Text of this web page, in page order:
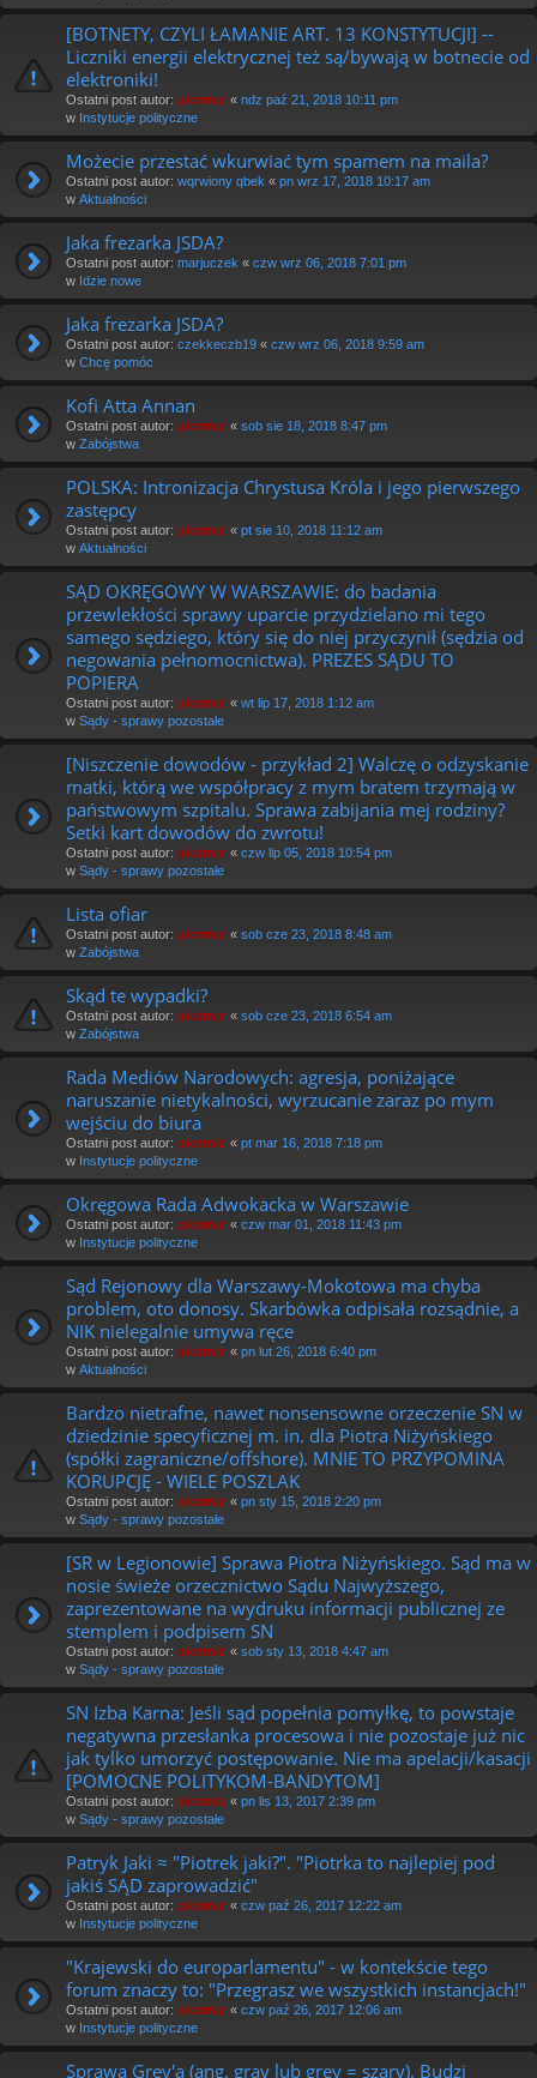
[BOTNETY, CZYLI ŁAMANIE ART. 13 KONSTYTUCJI] --
Liczniki energii elektrycznej też są/bywają w botnecie od
elektroniki!
Ostatni post autor: piotrniz « ndz paź 21, 2018 10:11 pm
w Instytucje polityczne
Możecie przestać wkurwiać tym spamem na maila?
Ostatni post autor: wqrwiony qbek « pn wrz 17, 2018 10:17 am
w Aktualności
Jaka frezarka JSDA?
Ostatni post autor: marjuczek « czw wrz 06, 2018 7:01 pm
w Idzie nowe
Jaka frezarka JSDA?
Ostatni post autor: czekkeczb19 « czw wrz 06, 2018 9:59 am
w Chcę pomóc
Kofi Atta Annan
Ostatni post autor: piotrniz « sob sie 18, 2018 8:47 pm
w Zabójstwa
POLSKA: Intronizacja Chrystusa Króla i jego pierwszego
zastępcy
Ostatni post autor: piotrniz « pt sie 10, 2018 11:12 am
w Aktualności
SĄD OKRĘGOWY W WARSZAWIE: do badania
przewlekłości sprawy uparcie przydzielano mi tego
samego sędziego, który się do niej przyczynił (sędzia od
negowania pełnomocnictwa). PREZES SĄDU TO
POPIERA
Ostatni post autor: piotrniz « wt lip 17, 2018 1:12 am
w Sądy - sprawy pozostałe
[Niszczenie dowodów - przykład 2] Walczę o odzyskanie
matki, którą we współpracy z mym bratem trzymają w
państwowym szpitalu. Sprawa zabijania mej rodziny?
Setki kart dowodów do zwrotu!
Ostatni post autor: piotrniz « czw lip 05, 2018 10:54 pm
w Sądy - sprawy pozostałe
Lista ofiar
Ostatni post autor: piotrniz « sob cze 23, 2018 8:48 am
w Zabójstwa
Skąd te wypadki?
Ostatni post autor: piotrniz « sob cze 23, 2018 6:54 am
w Zabójstwa
Rada Mediów Narodowych: agresja, poniżające
naruszanie nietykalności, wyrzucanie zaraz po mym
wejściu do biura
Ostatni post autor: piotrniz « pt mar 16, 2018 7:18 pm
w Instytucje polityczne
Okręgowa Rada Adwokacka w Warszawie
Ostatni post autor: piotrniz « czw mar 01, 2018 11:43 pm
w Instytucje polityczne
Sąd Rejonowy dla Warszawy-Mokotowa ma chyba
problem, oto donosy. Skarbówka odpisała rozsądnie, a
NIK nielegalnie umywa ręce
Ostatni post autor: piotrniz « pn lut 26, 2018 6:40 pm
w Aktualności
Bardzo nietrafne, nawet nonsensowne orzeczenie SN w
dziedzinie specyficznej m. in. dla Piotra Niżyńskiego
(spółki zagraniczne/offshore). MNIE TO PRZYPOMINA
KORUPCJĘ - WIELE POSZLAK
Ostatni post autor: piotrniz « pn sty 15, 2018 2:20 pm
w Sądy - sprawy pozostałe
[SR w Legionowie] Sprawa Piotra Niżyńskiego. Sąd ma w
nosie świeże orzecznictwo Sądu Najwyższego,
zaprezentowane na wydruku informacji publicznej ze
stemplem i podpisem SN
Ostatni post autor: piotrniz « sob sty 13, 2018 4:47 am
w Sądy - sprawy pozostałe
SN Izba Karna: Jeśli sąd popełnia pomyłkę, to powstaje
negatywna przesłanka procesowa i nie pozostaje już nic
jak tylko umorzyć postępowanie. Nie ma apelacji/kasacji
[POMOCNE POLITYKOM-BANDYTOM]
Ostatni post autor: piotrniz « pn lis 13, 2017 2:39 pm
w Sądy - sprawy pozostałe
Patryk Jaki ≈ "Piotrek jaki?". "Piotrka to najlepiej pod
jakiś SĄD zaprowadzić"
Ostatni post autor: piotrniz « czw paź 26, 2017 12:22 am
w Instytucje polityczne
"Krajewski do europarlamentu" - w kontekście tego
forum znaczy to: "Przegrasz we wszystkich instancjach!"
Ostatni post autor: piotrniz « czw paź 26, 2017 12:06 am
w Instytucje polityczne
Sprawa Grey'a (ang. gray lub grey = szary). Budzi